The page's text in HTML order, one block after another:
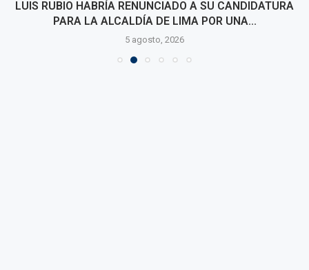
LUIS RUBIO HABRÍA RENUNCIADO A SU CANDIDATURA
PARA LA ALCALDÍA DE LIMA POR UNA...
5 agosto, 2026